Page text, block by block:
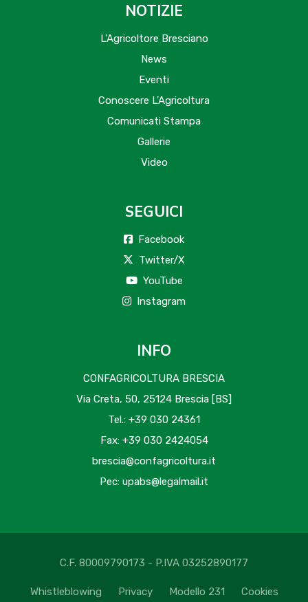
NOTIZIE
L'Agricoltore Bresciano
News
Eventi
Conoscere L'Agricoltura
Comunicati Stampa
Gallerie
Video
SEGUICI
Facebook
Twitter/X
YouTube
Instagram
INFO
CONFAGRICOLTURA BRESCIA
Via Creta, 50, 25124 Brescia [BS]
Tel.: +39 030 24361
Fax: +39 030 2424054
brescia@confagricoltura.it
Pec: upabs@legalmail.it
C.F. 80009790173 - P.IVA 03252890177
Whistleblowing Privacy Modello 231 Cookies